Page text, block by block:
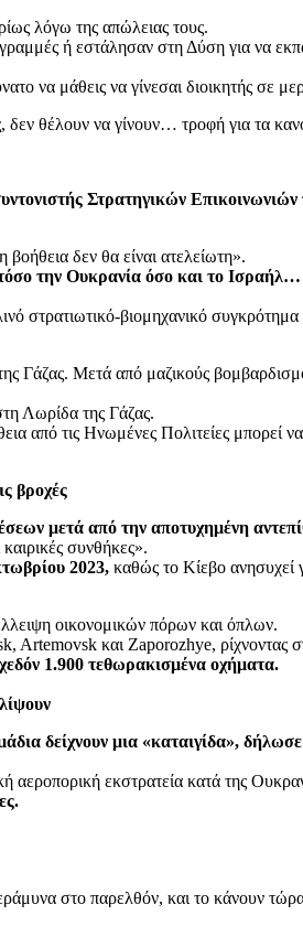
λόγω της απώλειας τους.
ή εστάλησαν στη Δύση για να
να μάθεις να γίνεσαι διοικητής σε
δεν θέλουν να γίνουν… τροφή για τα
Στρατηγικών
δεν θα είναι ατελείωτη».
την Ουκρανία όσο και το Ισραήλ…
στρατιωτικό-βιομηχανικό
Γάζας. Μετά από μαζικούς
Λωρίδα της Γάζας.
από τις Ηνωμένες Πολιτείες μπορεί
βροχές
μετά από την αποτυχημένη
συνθήκες».
2023, καθώς το Κίεβο ανησυχεί
οικονομικών πόρων και όπλων.
Artemovsk και Zaporozhye, ρίχνοντας
1.900 τεθωρακισμένα οχήματα.
δείχνουν μια «καταιγίδα»,
αεροπορική εκστρατεία κατά της
στο παρελθόν, και το κάνουν